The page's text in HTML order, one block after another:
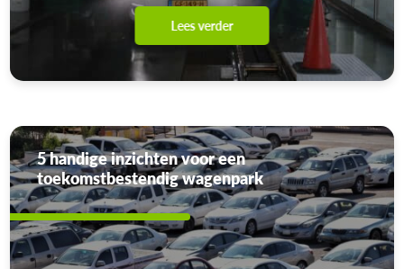
Lees verder
5 handige inzichten voor een
toekomstbestendig wagenpark